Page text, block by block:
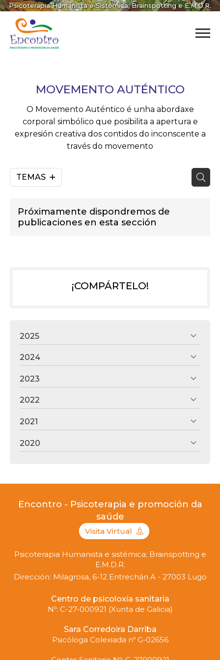
Psicoterapia Humanista e Sistémica; Brainspotting e E.M.D.R.
MOVEMENTO AUTÉNTICO
O Movemento Auténtico é unha abordaxe
corporal simbólico que posibilita a apertura e
expresión creativa dos contidos do inconscente a
través do movemento
TEMAS
Próximamente dispondremos de
publicaciones en esta sección
¡COMPÁRTELO!
2025
2024
2023
2022
2021
2020
Encontro - Psicoterapia e promoción da
saúde
Visita Virtual
Psicoterapia Humanista e sistémica; Brainspotting e
E.M.D.R.
Dirección: Milagrosa, 6-12 Entrechán A - 27003 Lugo
Centro de psicoloxía sanitaria
Nº: C-27-000921 (Xunta de Galicia)
Sara Corredoira Darriba
Psicóloga Colexiada nº G-02656